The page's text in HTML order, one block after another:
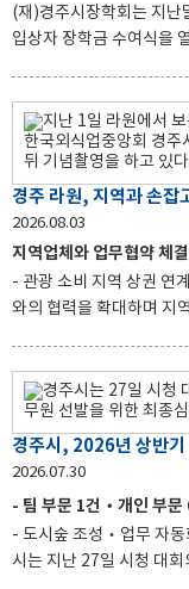
(재)경주시장학회는 지난
입상자 장학금 수여식을
원장인 최혁준 경주시 부
선수와 학부모 등이 참석했다. 장학금은 전국소년체육대회에서
달을 획득한 학생선수 20명에게 지급됐다. 이
종목에서 모두 23건의 입상 성적을 거뒀다.
체육대회에서 값진 성과
이 좋은 성과를 낼 수 있도
2026.08.03
지역업체와 업무협약 체
- 관광 소비 지역 상권 연계… 지역경
와의 협력을 확대하며 지
협약을 체결했다고 2일 밝혔다. 이번 협약은 기존 보문관광
의 협력을 확대하고 지역
와 지역 소비를 함께 늘리기 위해 마련됐다.
라원을 정상요금보다 저
관내 음식점 이용 영수증
경주시, 2026년 상반기
2026.07.30
- 팀 부문 1건‧개인 부
- 도시숲 조성‧업무 자동
시는 지난 27일 시청 대회